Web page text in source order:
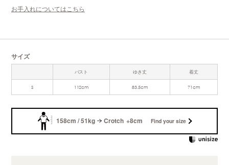
お手入れについてはこちら
サイズ
バスト ゆき丈 着丈
S 112cm 83.5cm 71cm
158cm / 51kg Crotch +8cm Find your size